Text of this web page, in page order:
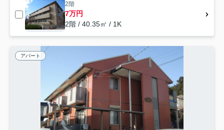
2階
7万円
2階 / 40.35㎡ / 1K
アパート